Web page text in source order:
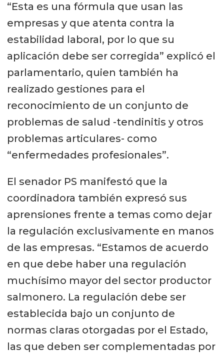
“Esta es una fórmula que usan las
empresas y que atenta contra la
estabilidad laboral, por lo que su
aplicación debe ser corregida” explicó el
parlamentario, quien también ha
realizado gestiones para el
reconocimiento de un conjunto de
problemas de salud -tendinitis y otros
problemas articulares- como
“enfermedades profesionales”.
El senador PS manifestó que la
coordinadora también expresó sus
aprensiones frente a temas como dejar
la regulación exclusivamente en manos
de las empresas. “Estamos de acuerdo
en que debe haber una regulación
muchísimo mayor del sector productor
salmonero. La regulación debe ser
establecida bajo un conjunto de
normas claras otorgadas por el Estado,
las que deben ser complementadas por